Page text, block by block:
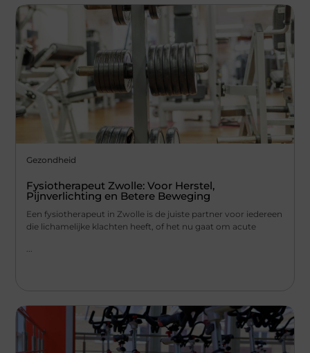
Gezondheid
Fysiotherapeut Zwolle: Voor Herstel,
Pijnverlichting en Betere Beweging
Een fysiotherapeut in Zwolle is de juiste partner voor iedereen
die lichamelijke klachten heeft, of het nu gaat om acute
...